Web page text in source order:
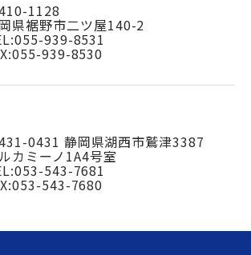
1128
県裾野市二ツ屋140-2
055-939-8531
939-8530
0431 静岡県湖西市鷲津3387
カミーノ1A4号室
053-543-7681
543-7680